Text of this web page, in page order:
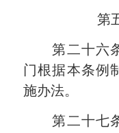
第
第二十六条
门根据本条例
施办法。
第二十七条